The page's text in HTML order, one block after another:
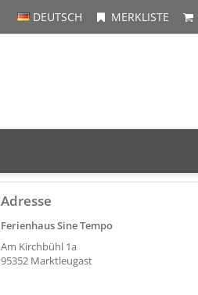
DEUTSCH MERKLISTE
Adresse
Ferienhaus Sine Tempo
Am Kirchbühl 1a
95352 Marktleugast